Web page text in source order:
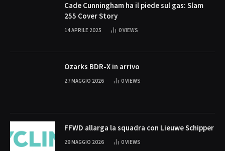
Cade Cunningham ha il piede sul gas: Slam
255 Cover Story
14 APRILE 2025 0VIEWS
Ozarks BDR-X in arrivo
27 MAGGIO 2026 0VIEWS
FFWD allarga la squadra con Lieuwe Schipper
29 MAGGIO 2026 0VIEWS